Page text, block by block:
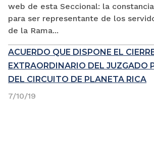
web de esta Seccional: la
para ser representante de los
de la Rama...
ACUERDO QUE DISPONE EL
EXTRAORDINARIO DEL JUZGADO
DEL CIRCUITO DE PLANETA RICA
7/10/19